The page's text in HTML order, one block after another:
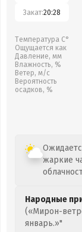
Закат:20:28
Температура С°
Ощущается как
Давление, мм
Влажность, %
Ветер, м/с
Вероятность
осадков, %
жаркие
Народные
(«Мирон-
январь.»"